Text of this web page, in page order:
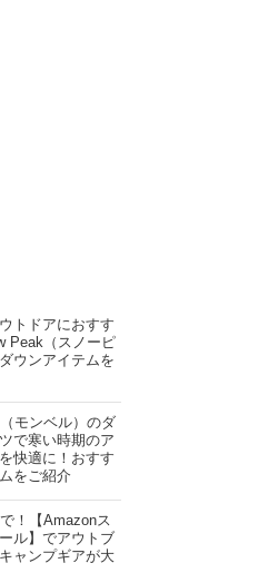
トドアにおすす
Peak（スノーピ
ウンアイテムを
モンベル）のダ
で寒い時期のア
快適に！おすす
をご紹介
！【Amazonス
ル】でアウトブ
ャンプギアが大